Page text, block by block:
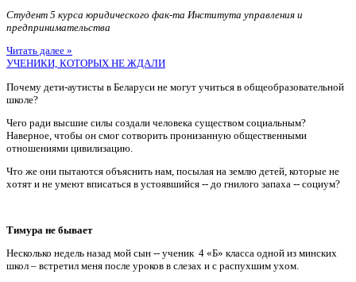
Студент 5 курса юридического фак-та Института управления и
предпринимательства
Читать далее »
УЧЕНИКИ, КОТОРЫХ НЕ ЖДАЛИ
Почему дети-аутисты в Беларуси не могут учиться в общеобразовательной
школе?
Чего ради высшие силы создали человека существом социальным?
Наверное, чтобы он смог сотворить пронизанную общественными
отношениями цивилизацию.
Что же они пытаются объяснить нам, посылая на землю детей, которые не
хотят и не умеют вписаться в устоявшийся -- до гнилого запаха -- социум?
Тимура не бывает
Несколько недель назад мой сын -- ученик 4 «Б» класса одной из минских
школ – встретил меня после уроков в слезах и с распухшим ухом.